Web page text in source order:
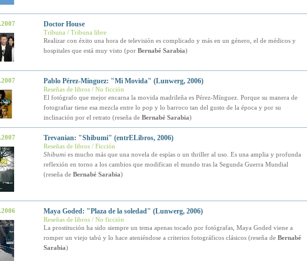
Doctor House
Tribuna / Tribuna libre
Realizar con éxito una hora de televisión es complicado y más en un género, el de médicos y
hospitales que está muy visto (por Bernabé Sarabia)
Pablo Pérez-Mínguez: "Mi Movida" (Lunwerg, 2006)
Reseñas de libros / No ficción
El fotógrafo que mejor encarna la movida madrileña es Pérez-Mínguez. Porque su manera de
fotografiar tiene esa mezcla entre lo pop y lo barroco tan del gusto de la época y por su
inclinación por el retrato (reseña de Bernabé Sarabia)
Trevanian: "Shibumi" (entrELibros, 2006)
Reseñas de libros / Ficción
Shibumi es mucho más que una novela de espías o un thriller al uso. Es una amplia y profunda
reflexión en torno a los cambios que modifican el mundo tras la Segunda Guerra Mundial
(reseña de Bernabé Sarabia)
Maya Goded: "Plaza de la soledad" (Lunwerg, 2006)
Reseñas de libros / No ficción
La prostitución ha sido siempre un tema apenas tocado por fotógrafas, Maya Goded viene a
romper un viejo tabú y lo hace ateniéndose a criterios fotográficos clásicos (reseña de Bernabé
Sarabia)